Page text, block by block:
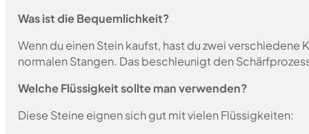
Was ist die Bequemlichkeit?
Wenn du einen Stein kaufst, hast du zwei
normalen Stangen. Das beschleunigt den
Welche Flüssigkeit sollte man verwenden?
Diese Steine eignen sich gut mit vielen Flüssigkeiten: